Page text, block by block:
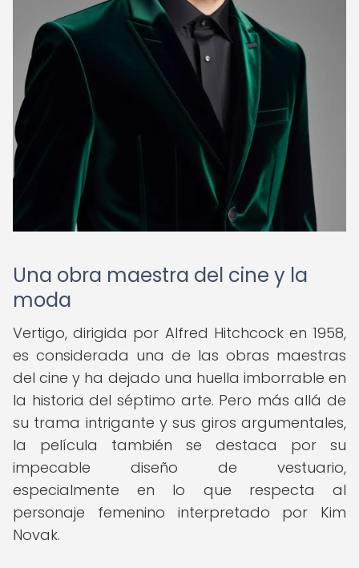
Una obra maestra del cine y la
moda
Vertigo, dirigida por Alfred Hitchcock en 1958,
es considerada una de las obras maestras
del cine y ha dejado una huella imborrable en
la historia del séptimo arte. Pero más allá de
su trama intrigante y sus giros argumentales,
la película también se destaca por su
impecable diseño de vestuario,
especialmente en lo que respecta al
personaje femenino interpretado por Kim
Novak.